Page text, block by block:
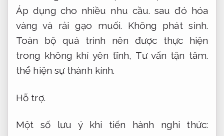
Áp dụng cho nhiều nhu cầu. sau đó hóa
vàng và rải gạo muối. Không phát sinh.
Toàn bộ quá trình nên được thực hiện
trong không khí yên tĩnh, Tư vấn tận tâm.
thể hiện sự thành kính.
Hỗ trợ.
Một số lưu ý khi tiến hành nghi thức: